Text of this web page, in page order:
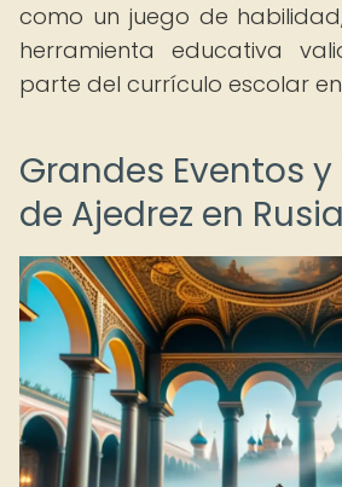
como un juego de
herramienta educativa
parte del currículo escolar en
Grandes Eventos y
de Ajedrez en Rusia